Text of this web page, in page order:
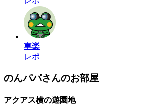
車楽
レポ
のんパパさんのお部屋
アクアス横の遊園地